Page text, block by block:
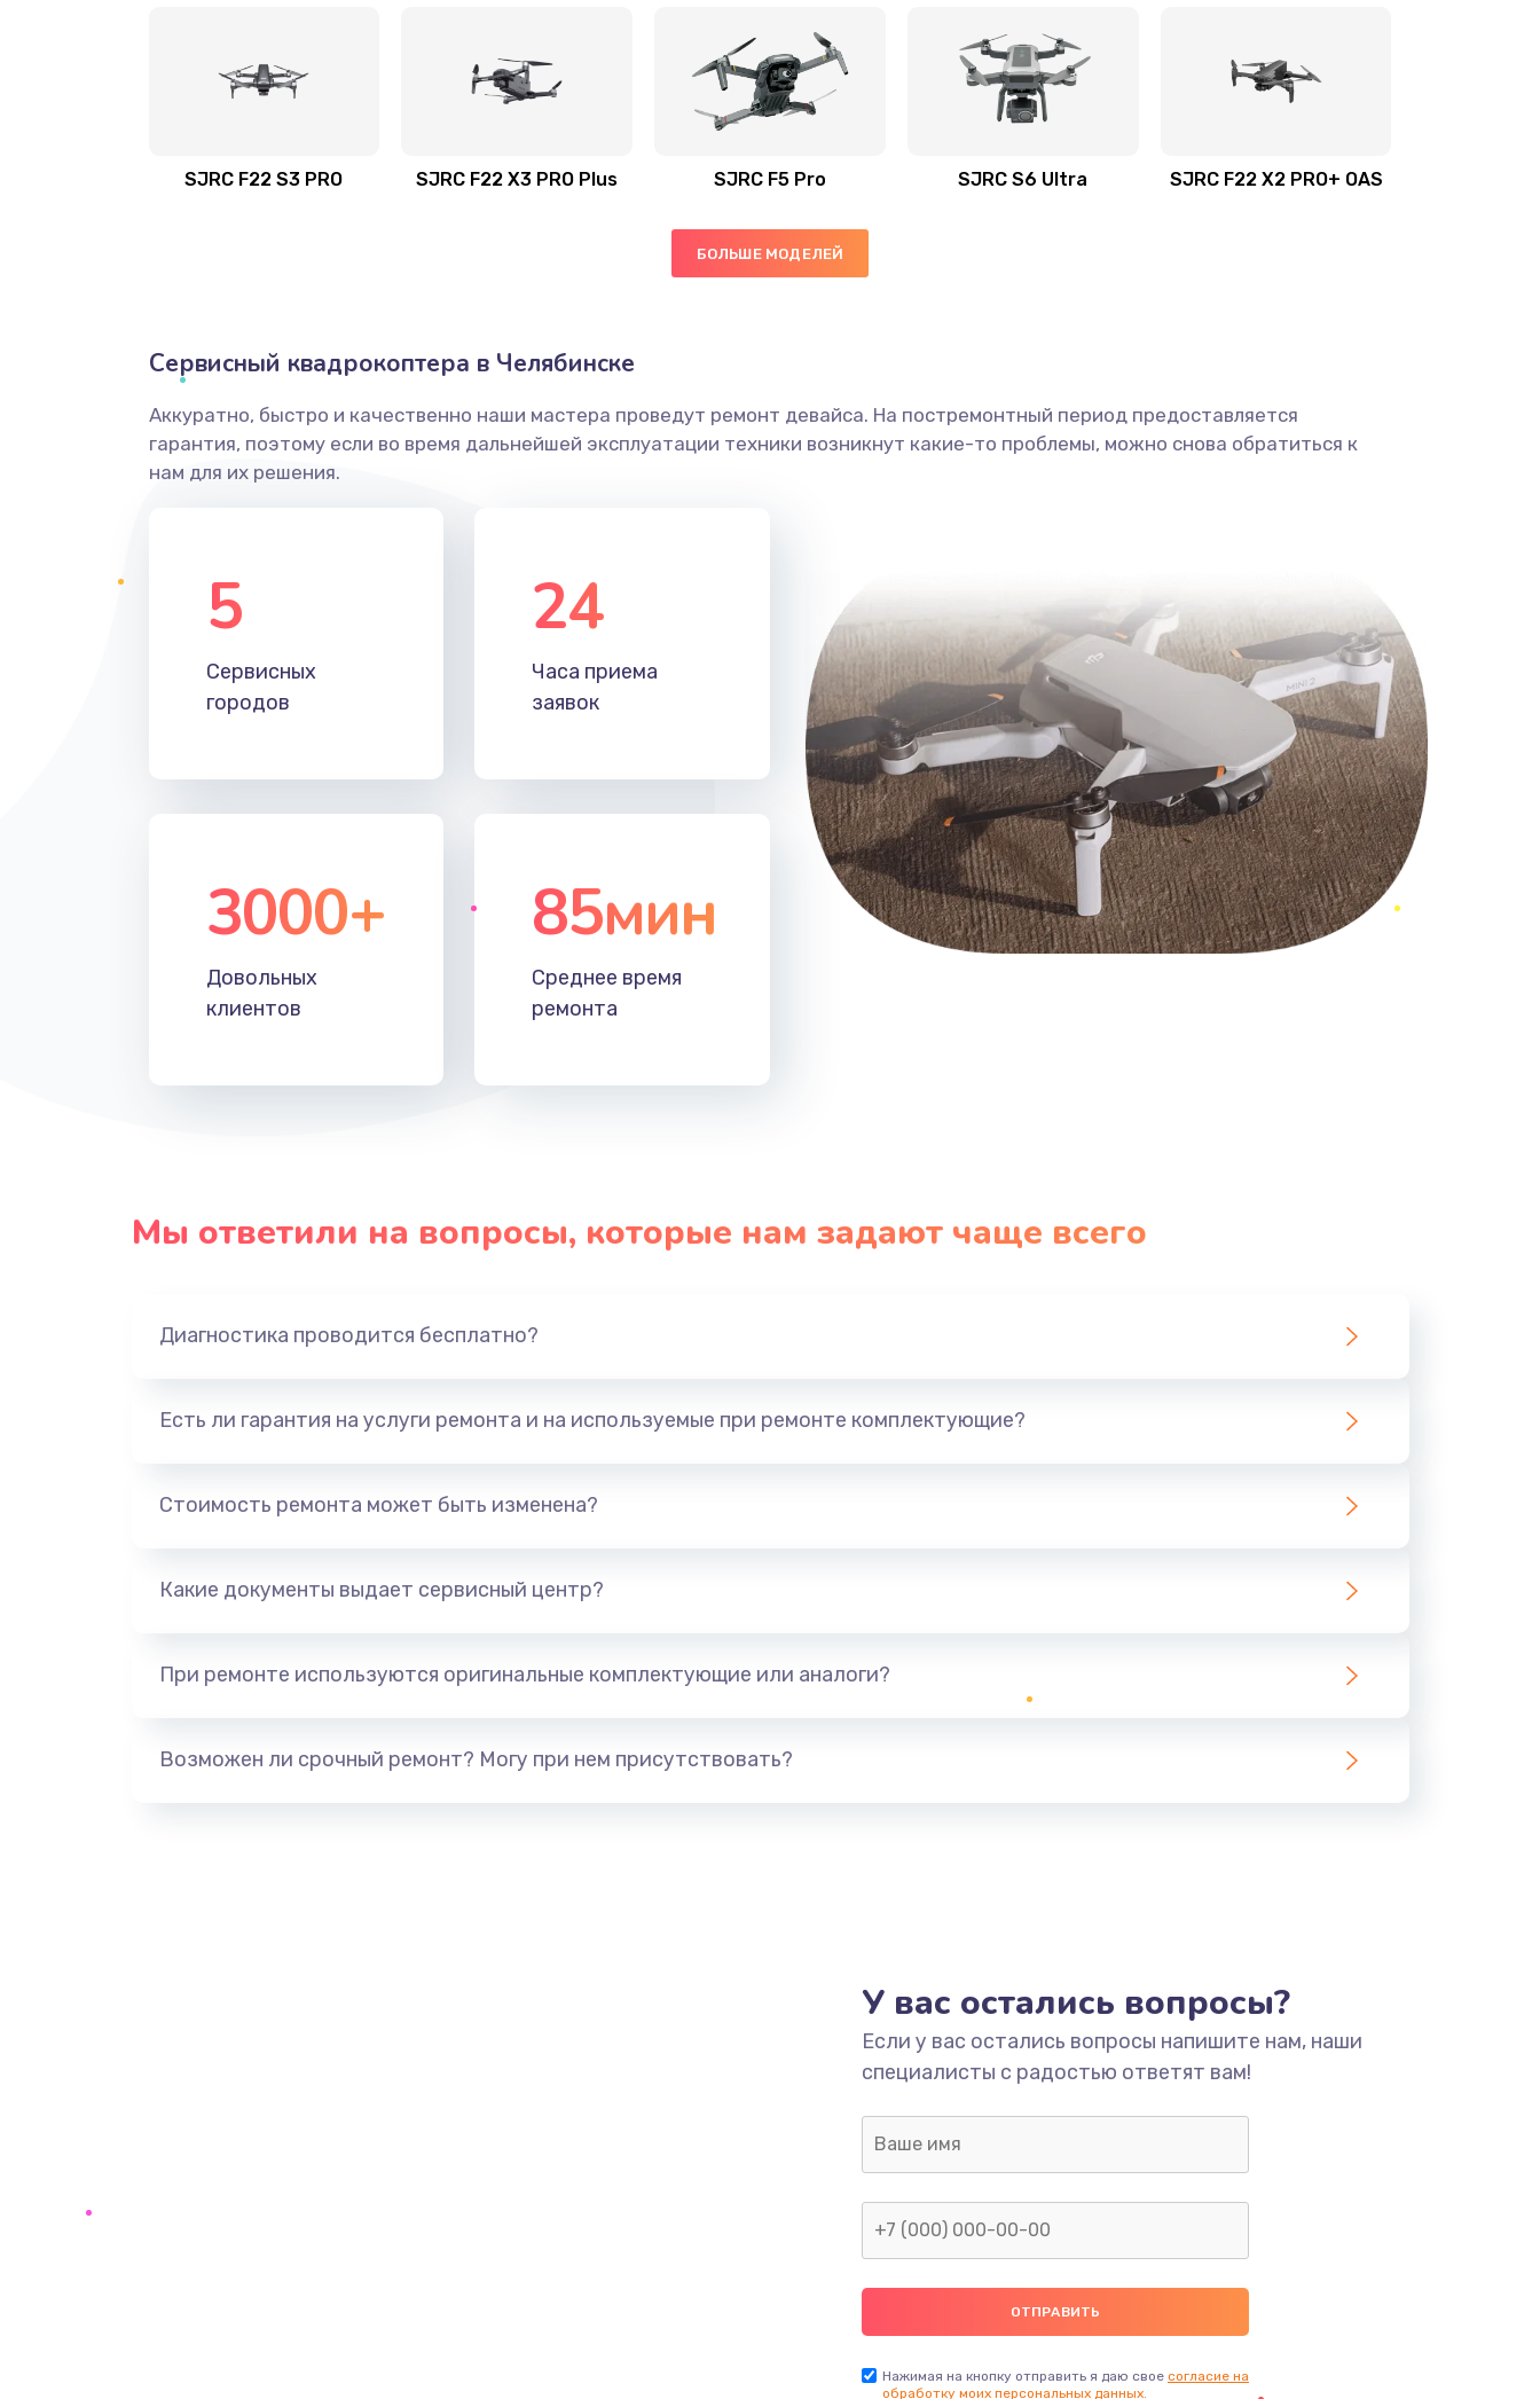
SJRC F22 S3 PRO SJRC F22 X3 PRO Plus SJRC F5 Pro SJRC S6 Ultra SJRC F22 X2 PRO+ OAS
БОЛЬШЕ МОДЕЛЕЙ
Сервисный квадрокоптера в Челябинске
Аккуратно, быстро и качественно наши мастера проведут ремонт девайса. На постремонтный период предоставляется
гарантия, поэтому если во время дальнейшей эксплуатации техники возникнут какие-то проблемы, можно снова обратиться к
нам для их решения.
5
Сервисных
городов
24
Часа приема
заявок
3000+
Довольных
клиентов
85мин
Среднее время
ремонта
Мы ответили на вопросы, которые нам задают чаще всего
Диагностика проводится бесплатно?
Есть ли гарантия на услуги ремонта и на используемые при ремонте комплектующие?
Стоимость ремонта может быть изменена?
Какие документы выдает сервисный центр?
При ремонте используются оригинальные комплектующие или аналоги?
Возможен ли срочный ремонт? Могу при нем присутствовать?
У вас остались вопросы?
Если у вас остались вопросы напишите нам, наши
специалисты с радостью ответят вам!
Нажимая на кнопку отправить я даю свое согласие на
обработку моих персональных данных.